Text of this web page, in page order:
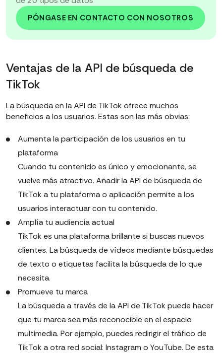
PÓNGASE EN CONTACTO CON NOSOTROS
Ventajas de la API de búsqueda de
TikTok
La búsqueda en la API de TikTok ofrece muchos
beneficios a los usuarios. Estas son las más obvias:
Aumenta la participación de los usuarios en tu
plataforma
Cuando tu contenido es único y emocionante, se
vuelve más atractivo. Añadir la API de búsqueda de
TikTok a tu plataforma o aplicación permite a los
usuarios interactuar con tu contenido.
Amplía tu audiencia actual
TikTok es una plataforma brillante si buscas nuevos
clientes. La búsqueda de vídeos mediante búsquedas
de texto o etiquetas facilita la búsqueda de lo que
necesita.
Promueve tu marca
La búsqueda a través de la API de TikTok puede hacer
que tu marca sea más reconocible en el espacio
multimedia. Por ejemplo, puedes redirigir el tráfico de
TikTok a otra red social: Instagram o YouTube. De esta